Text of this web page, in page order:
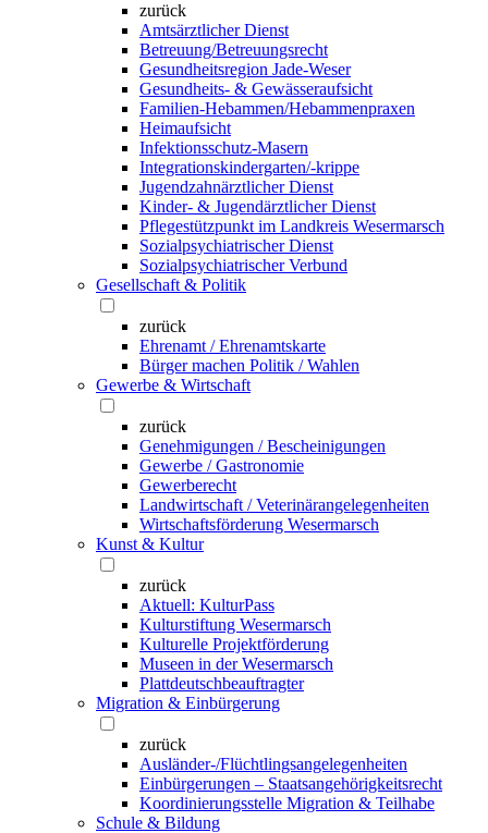
zurück
Amtsärztlicher Dienst
Betreuung/Betreuungsrecht
Gesundheitsregion Jade-Weser
Gesundheits- & Gewässeraufsicht
Familien-Hebammen/Hebammenpraxen
Heimaufsicht
Infektionsschutz-Masern
Integrationskindergarten/-krippe
Jugendzahnärztlicher Dienst
Kinder- & Jugendärztlicher Dienst
Pflegestützpunkt im Landkreis Wesermarsch
Sozialpsychiatrischer Dienst
Sozialpsychiatrischer Verbund
Gesellschaft & Politik
zurück
Ehrenamt / Ehrenamtskarte
Bürger machen Politik / Wahlen
Gewerbe & Wirtschaft
zurück
Genehmigungen / Bescheinigungen
Gewerbe / Gastronomie
Gewerberecht
Landwirtschaft / Veterinärangelegenheiten
Wirtschaftsförderung Wesermarsch
Kunst & Kultur
zurück
Aktuell: KulturPass
Kulturstiftung Wesermarsch
Kulturelle Projektförderung
Museen in der Wesermarsch
Plattdeutschbeauftragter
Migration & Einbürgerung
zurück
Ausländer-/Flüchtlingsangelegenheiten
Einbürgerungen – Staatsangehörigkeitsrecht
Koordinierungsstelle Migration & Teilhabe
Schule & Bildung